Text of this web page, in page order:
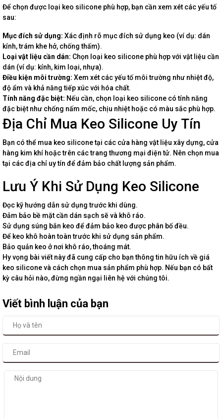
Để chọn được loại keo silicone phù hợp, bạn cần xem xét các yếu tố
sau:
Mục đích sử dụng: Xác định rõ mục đích sử dụng keo (ví dụ: dán
kính, trám khe hở, chống thấm).
Loại vật liệu cần dán: Chọn loại keo silicone phù hợp với vật liệu cần
dán (ví dụ: kính, kim loại, nhựa).
Điều kiện môi trường: Xem xét các yếu tố môi trường như nhiệt độ,
độ ẩm và khả năng tiếp xúc với hóa chất.
Tính năng đặc biệt: Nếu cần, chọn loại keo silicone có tính năng
đặc biệt như chống nấm mốc, chịu nhiệt hoặc có màu sắc phù hợp.
Địa Chỉ Mua Keo Silicone Uy Tín
Bạn có thể mua keo silicone tại các cửa hàng vật liệu xây dựng, cửa
hàng kim khí hoặc trên các trang thương mại điện tử. Nên chọn mua
tại các địa chỉ uy tín để đảm bảo chất lượng sản phẩm.
Lưu Ý Khi Sử Dụng Keo Silicone
Đọc kỹ hướng dẫn sử dụng trước khi dùng.
Đảm bảo bề mặt cần dán sạch sẽ và khô ráo.
Sử dụng súng bắn keo để đảm bảo keo được phân bố đều.
Để keo khô hoàn toàn trước khi sử dụng sản phẩm.
Bảo quản keo ở nơi khô ráo, thoáng mát.
Hy vọng bài viết này đã cung cấp cho bạn thông tin hữu ích về giá
keo silicone và cách chọn mua sản phẩm phù hợp. Nếu bạn có bất
kỳ câu hỏi nào, đừng ngần ngại liên hệ với chúng tôi.
Viết bình luận của bạn